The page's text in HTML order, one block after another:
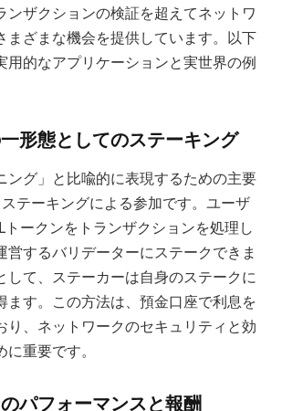
ンザクションの検証を超えてネットワ
まざまな機会を提供しています。以下
用的なアプリケーションと実世界の例
形態としてのステーキング
ング」と比喩的に表現するための主要
テーキングによる参加です。ユーザ
トークンをトランザクションを処理し
営するバリデーターにステークできま
して、ステーカーは自身のステークに
ます。この方法は、預金口座で利息を
り、ネットワークのセキュリティと効
重要です。
パフォーマンスと報酬